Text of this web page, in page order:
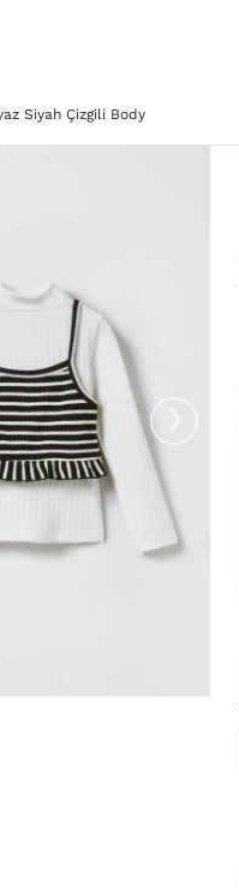
Siyah Çizgili Body